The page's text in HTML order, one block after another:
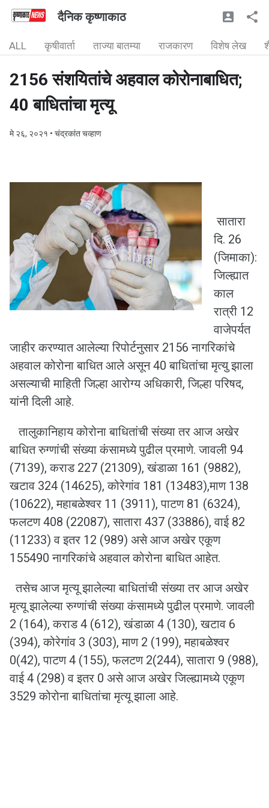
दैनिक कृष्णाकाठ
ALL कृषीवार्ता ताज्या बातम्या राजकारण विशेष लेख
2156 संशयितांचे अहवाल कोरोनाबाधित;
40 बाधितांचा मृत्यू
मे २६, २०२१ • चंद्रकांत चव्हाण
सातारा
दि. 26
(जिमाका):
जिल्ह्यात
काल
रात्री 12
वाजेपर्यत
जाहीर करण्यात आलेल्या रिपोर्टनुसार 2156 नागरिकांचे
अहवाल कोरोना बाधित आले असून 40 बाधितांचा मृत्यु झाला
असल्याची माहिती जिल्हा आरोग्य अधिकारी, जिल्हा परिषद,
यांनी दिली आहे.
तालुकानिहाय कोरोना बाधितांची संख्या तर आज अखेर
बाधित रुग्णांची संख्या कंसामध्ये पुढील प्रमाणे. जावली 94
(7139), कराड 227 (21309), खंडाळा 161 (9882),
खटाव 324 (14625), कोरेगांव 181 (13483),माण 138
(10622), महाबळेश्वर 11 (3911), पाटण 81 (6324),
फलटण 408 (22087), सातारा 437 (33886), वाई 82
(11233) व इतर 12 (989) असे आज अखेर एकूण
155490 नागरिकांचे अहवाल कोरोना बाधित आहेत.
तसेच आज मृत्यू झालेल्या बाधितांची संख्या तर आज अखेर
मृत्यू झालेल्या रुग्णांची संख्या कंसामध्ये पुढील प्रमाणे. जावली
2 (164), कराड 4 (612), खंडाळा 4 (130), खटाव 6
(394), कोरेगांव 3 (303), माण 2 (199), महाबळेश्वर
0(42), पाटण 4 (155), फलटण 2(244), सातारा 9 (988),
वाई 4 (298) व इतर 0 असे आज अखेर जिल्ह्यामध्ये एकूण
3529 कोरोना बाधितांचा मृत्यू झाला आहे.